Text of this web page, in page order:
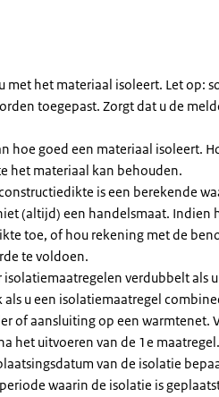
met het materiaal isoleert. Let op:
toegepast. Zorgt dat u de
hoe goed een materiaal isoleert.
het materiaal kan behouden.
is een berekende
(altijd) een handelsmaat. Indien
toe, of hou rekening met de
te voldoen.
isolatiemaatregelen verdubbelt als
u een isolatiemaatregel
of aansluiting op een warmtenet.
het uitvoeren van de 1e maatregel.
van de isolatie
waarin de isolatie is